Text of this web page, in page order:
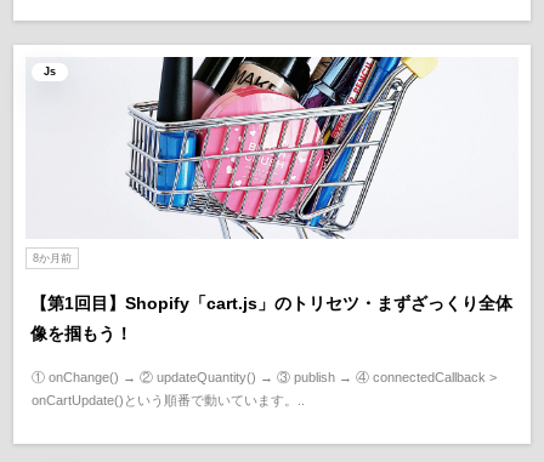
Js
8か月前
【第1回目】Shopify「cart.js」のトリセツ・まずざっくり全体
像を掴もう！
① onChange() → ② updateQuantity() → ③ publish → ④ connectedCallback >
onCartUpdate()という順番で動いています。..